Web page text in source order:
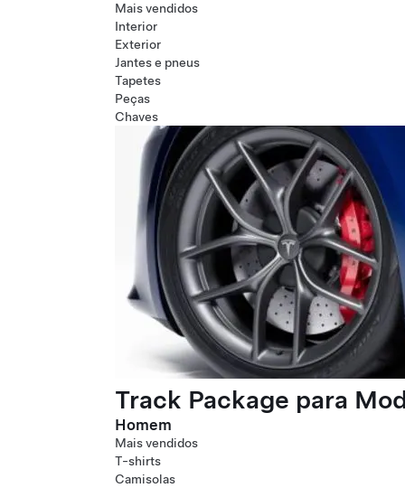
Mais vendidos
Interior
Exterior
Jantes e pneus
Tapetes
Peças
Chaves
Track Package para
Homem
Mais vendidos
T-shirts
Camisolas